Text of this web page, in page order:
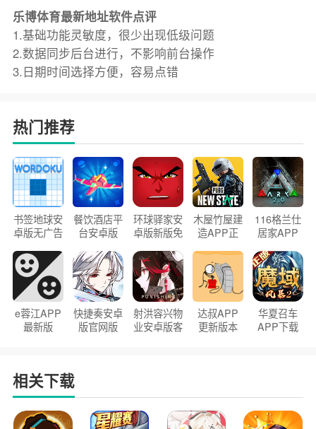
乐博体育最新地址软件点评
1.基础功能灵敏度，很少出现低级问题
2.数据同步后台进行，不影响前台操作
3.日期时间选择方便，容易点错
热门推荐
书签地球安
卓版无广告
餐饮酒店平
台安卓版
环球驿家安
卓版新版免
木屋竹屋建
造APP正
116格兰仕
居家APP
e蓉江APP
最新版
快捷奏安卓
版官网版
射洪容兴物
业安卓版客
达叔APP
更新版本
华夏召车
APP下载
相关下载